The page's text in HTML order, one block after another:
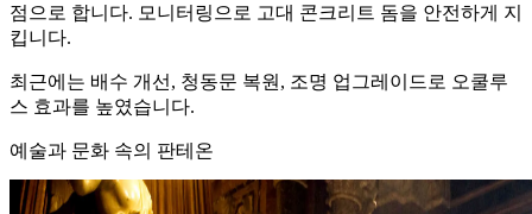
점으로 합니다. 모니터링으로 고대 콘크리트 돔을 안전하게 지
킵니다.
최근에는 배수 개선, 청동문 복원, 조명 업그레이드로 오쿨루
스 효과를 높였습니다.
예술과 문화 속의 판테온